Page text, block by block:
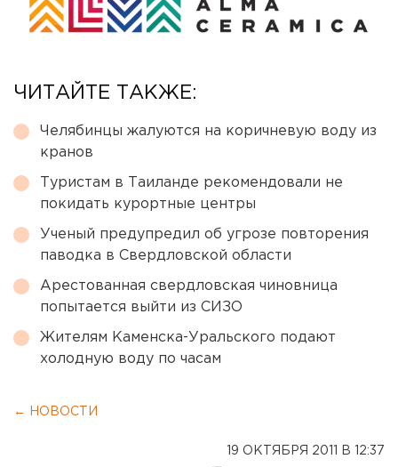
ЧИТАЙТЕ ТАКЖЕ:
Челябинцы жалуются на коричневую воду из
кранов
Туристам в Таиланде рекомендовали не
покидать курортные центры
Ученый предупредил об угрозе повторения
паводка в Свердловской области
Арестованная свердловская чиновница
попытается выйти из СИЗО
Жителям Каменска-Уральского подают
холодную воду по часам
← НОВОСТИ
19 ОКТЯБРЯ 2011 В 12:37